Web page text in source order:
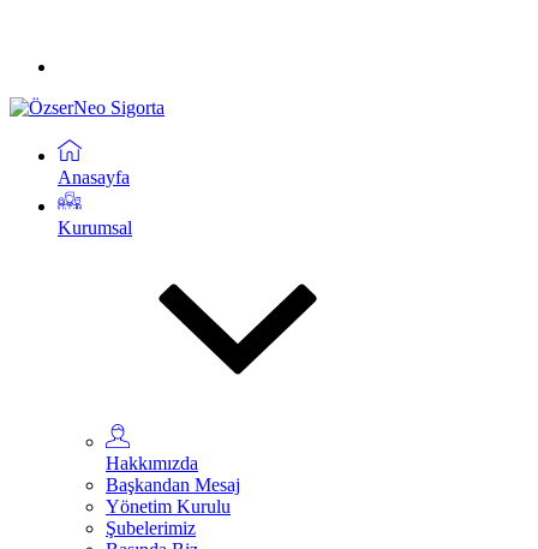
Anasayfa
Kurumsal
Hakkımızda
Başkandan Mesaj
Yönetim Kurulu
Şubelerimiz